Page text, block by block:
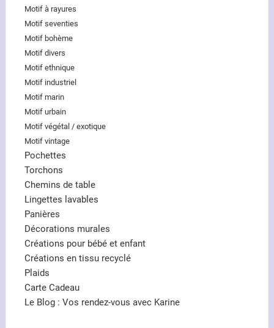
Motif à rayures
Motif seventies
Motif bohème
Motif divers
Motif ethnique
Motif industriel
Motif marin
Motif urbain
Motif végétal / exotique
Motif vintage
Pochettes
Torchons
Chemins de table
Lingettes lavables
Panières
Décorations murales
Créations pour bébé et enfant
Créations en tissu recyclé
Plaids
Carte Cadeau
Le Blog : Vos rendez-vous avec Karine